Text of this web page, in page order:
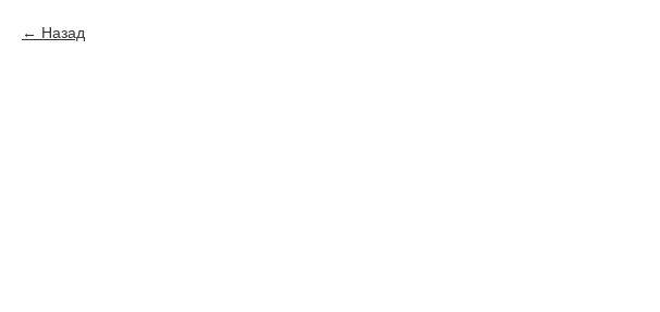
Назад